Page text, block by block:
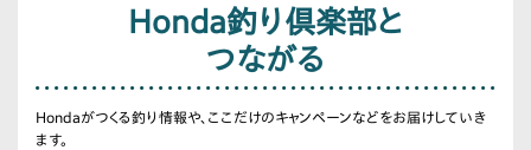
Honda釣り倶楽部と
つながる
Hondaがつくる釣り情報や、ここだけのキャンペーンなどをお届けしていき
ます。